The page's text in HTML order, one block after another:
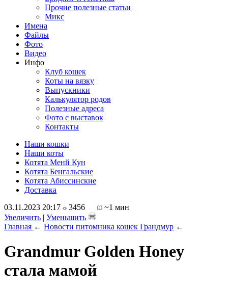
Прочие полезные статьи
Микс
Имена
Файлы
Фото
Видео
Инфо
Клуб кошек
Коты на вязку
Выпускники
Калькулятор родов
Полезные адреса
Фото с выставок
Контакты
Наши кошки
Наши коты
Котята Менй Кун
Котята Бенгальские
Котята Абиссинские
Доставка
03.11.2023 20:17
3456
~1 мин
Увеличить | Уменьшить
Главная ← Новости питомника кошек Грандмур ←
Grandmur Golden Honey
стала мамой